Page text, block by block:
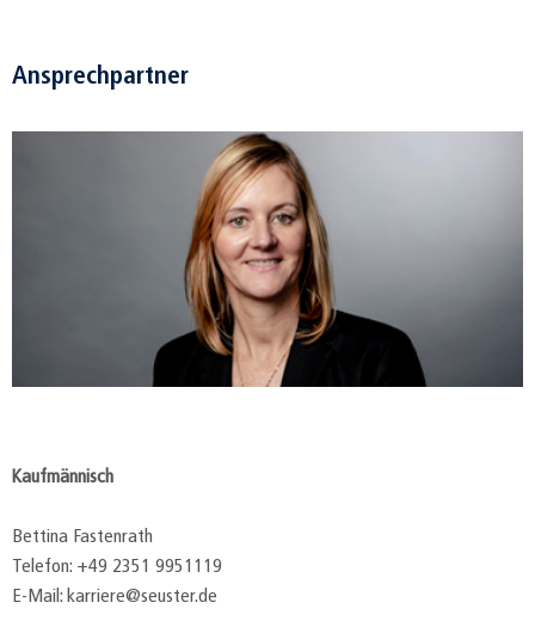
Ansprechpartner
Kaufmännisch
Bettina Fastenrath
Telefon: +49 2351 9951119
E-Mail: karriere@seuster.de